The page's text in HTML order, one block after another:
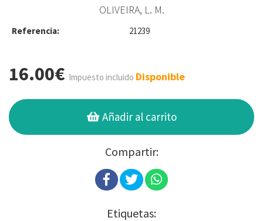
OLIVEIRA, L. M.
Referencia: 21239
16.00€ Impuesto incluido Disponible
Añadir al carrito
Compartir:
Etiquetas: